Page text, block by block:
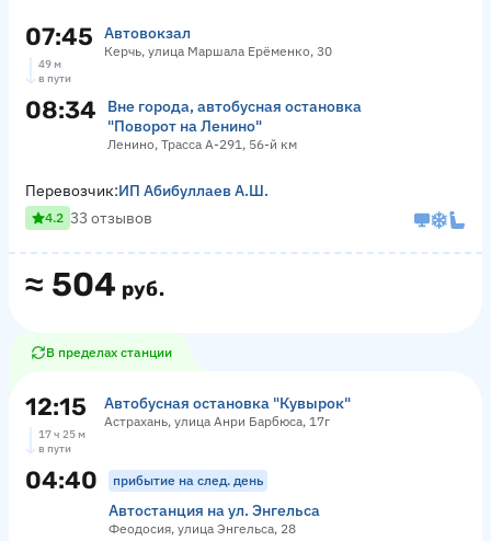
07:45 Автовокзал
Керчь, улица Маршала Ерёменко, 30
49 м
в пути
08:34
Вне города, автобусная остановка
"Поворот на Ленино"
Ленино, Трасса А-291, 56-й км
≈ 504 руб.
Перевозчик:ИП Абибуллаев А.Ш.
4.2 33 отзывов
В пределах станции
12:15 Автобусная остановка "Кувырок"
Астрахань, улица Анри Барбюса, 17г
17 ч 25 м
в пути
04:40 прибытие на след. день
Автостанция на ул. Энгельса
Феодосия, улица Энгельса, 28